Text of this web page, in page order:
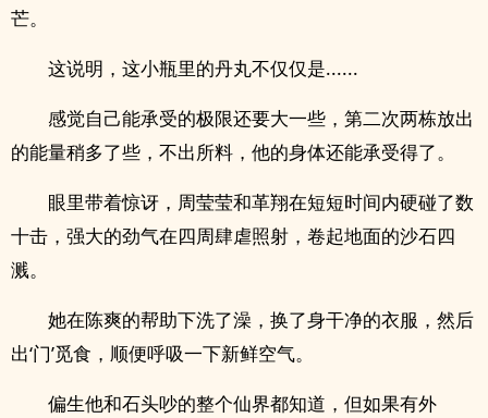
芒。
这说明，这小瓶里的丹丸不仅仅是......
感觉自己能承受的极限还要大一些，第二次两栋放出
的能量稍多了些，不出所料，他的身体还能承受得了。
眼里带着惊讶，周莹莹和革翔在短短时间内硬碰了数
十击，强大的劲气在四周肆虐照射，卷起地面的沙石四
溅。
她在陈爽的帮助下洗了澡，换了身干净的衣服，然后
出‘门’觅食，顺便呼吸一下新鲜空气。
偏生他和石头吵的整个仙界都知道，但如果有外